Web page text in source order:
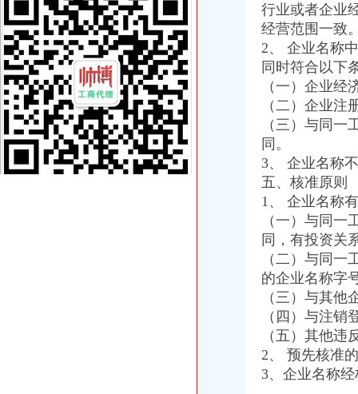
奉节局从五个方面精心筹备“3.15”重庆代账公司活动
渝中局重庆代理报税立足服务地区经济发展 积筹建外资企业远程登记工作站
经开园局重庆代理报税认真做好2007年度免检企业评选工作
市局李明富副局长分别到綦江、重庆代理报税万盛、南川、沙坪坝、璧山和长
璧山局重庆公司注销五举措认真谋划3.15宣活动
沙坪坝局巧借“三股力”重庆代账公司推进农产品商标培育发展
大足局成功开发网上“练习与系统”重庆代理报税
市重庆代理报税局副巡视员谭世贤到高新区局调研工作
九龙坡局重庆代理记账四措施清理户外广告成效显著
大足局重庆分公司注册九个方面加国庆安全工作
沙坪坝局构建“早发现—监管—严规范”重庆分公司注册食品安全全程长效监管模
开县局积应对职能转型开展“学法懂法依法”重庆代账公司活动见成效
重庆公司注册_重庆工商代办_重庆代办公司-重庆邦企工商咨询事务所
行业或者企业
经营范围一致
2、 企业名称
同时符合以下
（一）企业
（二）企业
（三）与同
同。
3、 企业名称
五、核准原则
1、 企业名称
（一）与同
同，有投资关
（二）与同
的企业名称字
（三）与其他
（四）与注
（五）其他违
2、 预先核准
3、企业名称